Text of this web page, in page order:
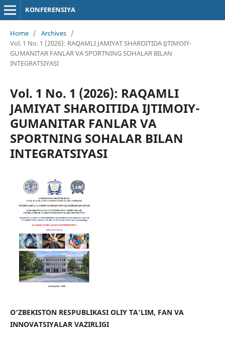
KONFERENSIYA
Home / Archives /
Vol. 1 No. 1 (2026): RAQAMLI JAMIYAT SHAROITIDA IJTIMOIY-
GUMANITAR FANLAR VA SPORTNING SOHALAR BILAN
INTEGRATSIYASI
Vol. 1 No. 1 (2026): RAQAMLI
JAMIYAT SHAROITIDA IJTIMOIY-
GUMANITAR FANLAR VA
SPORTNING SOHALAR BILAN
INTEGRATSIYASI
O‘ZBEKISTON RESPUBLIKASI OLIY TA’LIM, FAN VA
INNOVATSIYALAR VAZIRLIGI